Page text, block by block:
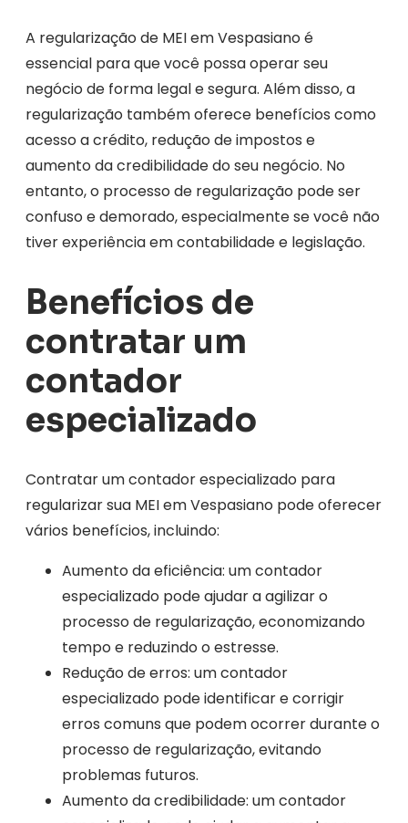
A regularização de MEI em Vespasiano é
essencial para que você possa operar seu
negócio de forma legal e segura. Além disso, a
regularização também oferece benefícios como
acesso a crédito, redução de impostos e
aumento da credibilidade do seu negócio. No
entanto, o processo de regularização pode ser
confuso e demorado, especialmente se você não
tiver experiência em contabilidade e legislação.
Benefícios de
contratar um
contador
especializado
Contratar um contador especializado para
regularizar sua MEI em Vespasiano pode oferecer
vários benefícios, incluindo:
Aumento da eficiência: um contador
especializado pode ajudar a agilizar o
processo de regularização, economizando
tempo e reduzindo o estresse.
Redução de erros: um contador
especializado pode identificar e corrigir
erros comuns que podem ocorrer durante o
processo de regularização, evitando
problemas futuros.
Aumento da credibilidade: um contador